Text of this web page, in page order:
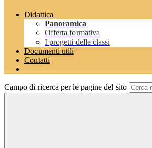
Didattica
Panoramica
Offerta formativa
I progetti delle classi
Documenti utili
Contatti
Campo di ricerca per le pagine del sito